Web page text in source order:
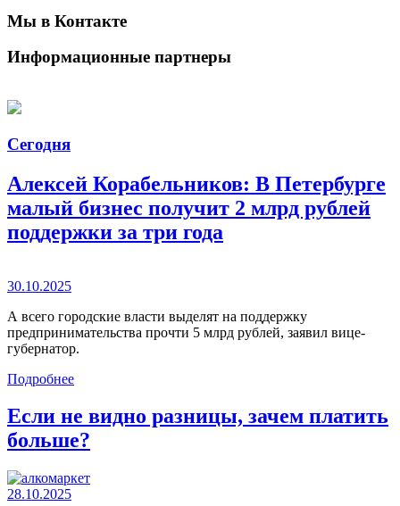
Мы в Контакте
Информационные партнеры
Сегодня
Алексей Корабельников: В Петербурге
малый бизнес получит 2 млрд рублей
поддержки за три года
30.10.2025
А всего городские власти выделят на поддержку
предпринимательства прочти 5 млрд рублей, заявил вице-
губернатор.
Подробнее
Если не видно разницы, зачем платить
больше?
28.10.2025